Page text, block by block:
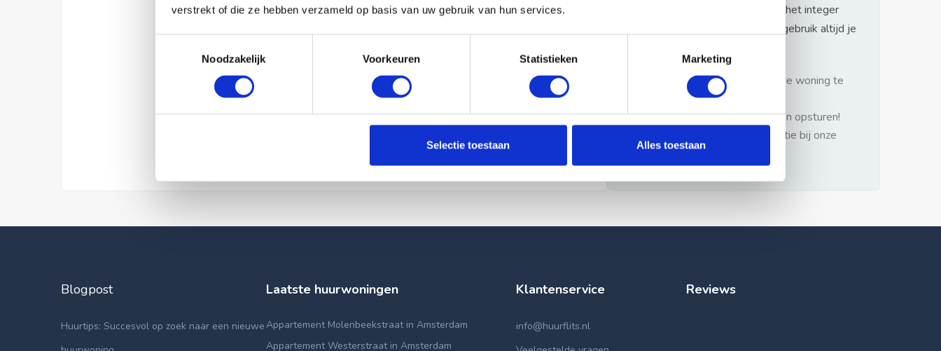
verstrekt of die ze hebben verzameld op basis van uw gebruik van hun services.
Noodzakelijk
Voorkeuren Statistieken Marketing
Selectie toestaan Alles toestaan
Huurflits hecht veel waarde aan het integer
handelen van verhuurders maar gebruik altijd je
1: Nooit vooraf betalen zonder de woning te
hebben gezien.
2: Geen persoonlijke documenten opsturen!
3: Meld bij misbruik de advertentie bij onze
klantenservice.
Blogpost
Huurtips: Succesvol op zoek naar een nieuwe
Laatste huurwoningen
Appartement Molenbeekstraat in Amsterdam
Appartement Westerstraat in Amsterdam
Klantenservice
info@huurflits.nl
Reviews